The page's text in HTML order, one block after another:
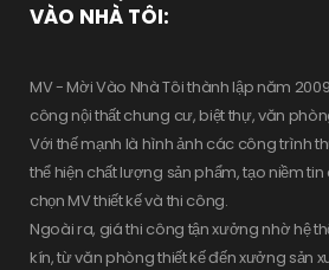
VÀO NHÀ TÔI:
MV - Mời Vào Nhà Tôi thành lập năm
công nội thất chung cư, biệt thự, văn
Với thế mạnh là hình ảnh các công trình
thể hiện chất lượng sản phẩm, tạo niềm
chọn MV thiết kế và thi công.
Ngoài ra, giá thi công tận xưởng nhờ hệ
kín, từ văn phòng thiết kế đến xưởng sản